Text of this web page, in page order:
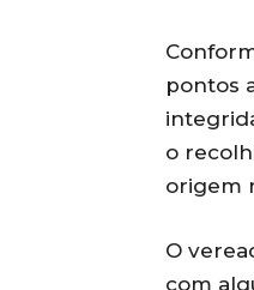
pontos
o
origem
O
com